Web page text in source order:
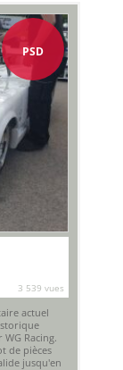
PSD
3 539 vues
actuel
Racing.
de pièces
jusqu'en